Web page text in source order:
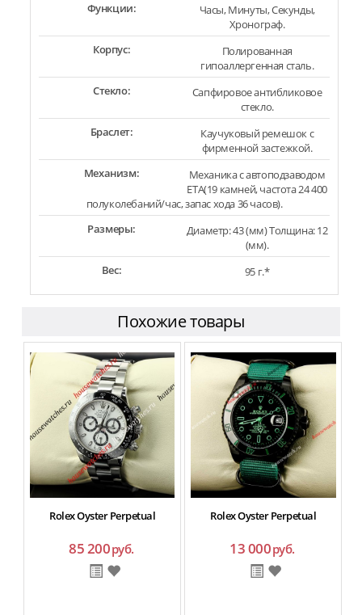
Функции:
Часы, Минуты, Секунды,
Хронограф.
Корпус:
Полированная
гипоаллергенная сталь.
Стекло:
Сапфировое антибликовое
стекло.
Браслет:
Каучуковый ремешок с
фирменной застежкой.
Механизм:
Механика с автоподзаводом
ETA(19 камней, частота 24 400
полуколебаний/час, запас хода 36 часов).
Размеры:
Диаметр: 43 (мм) Толщина: 12
(мм).
Вес:
95 г.*
Похожие товары
Rolex Oyster Perpetual
85 200руб.
Rolex Oyster Perpetual
13 000руб.